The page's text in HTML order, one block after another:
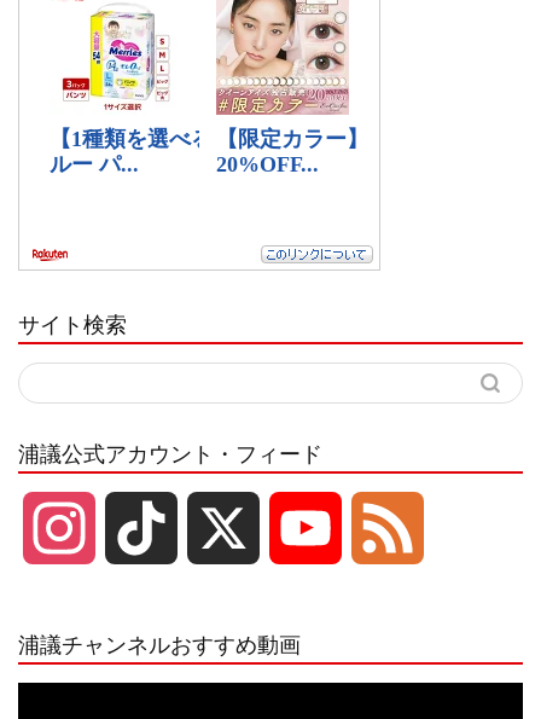
サイト検索
浦議公式アカウント・フィード
浦議チャンネルおすすめ動画